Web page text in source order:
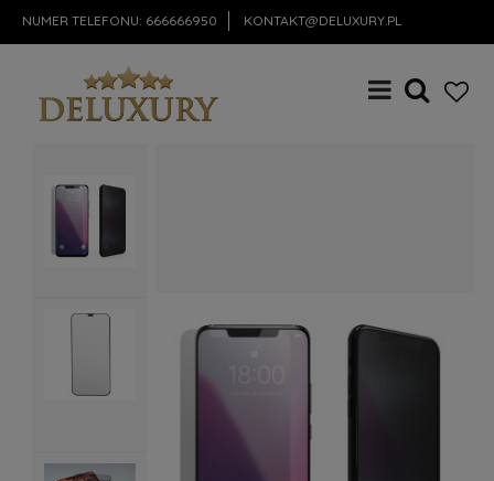
NUMER TELEFONU: 666666950 KONTAKT@DELUXURY.PL